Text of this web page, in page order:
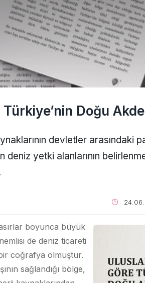
Doğu
devletler arasındaki
deniz yetki alanlarının
boyunca büyük
de deniz ticareti
coğrafya olmuştur.
sağlandığı bölge,